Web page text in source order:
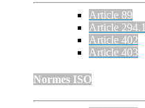
Article 89
Article 294.1
Article 402
Article 403
Normes ISO